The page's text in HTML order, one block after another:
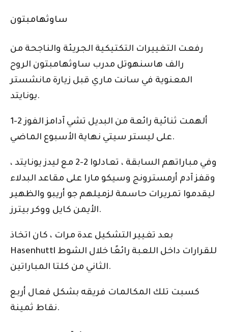
ساوثهامبتون
رفعت التغييرات التكتيكية الجريئة والناجحة من
رالف هاسنهوتل مدرب ساوثهامبتون الروح
المعنوية في سانت ماري قبل زيارة مانشستر
يونايتد.
ألهمت ثنائية رائعة من البديل تشي آدامز الفوز 2-1
على ليستر سيتي نهاية الأسبوع الماضي.
وفي مباراتهم السابقة ، تعادلوا 2-2 مع ليدز يونايتد ،
وقفز آدم أرمسترونج وسيكو مارا على مقاعد البدلاء
ليقدموا تمريرات حاسمة لزميلهم جو أريبو والظهير
الأيمن كايل ووكر بيترز.
بعد تغيير التشكيل عدة مرات ، كان اتخاذ
Hasenhuttl للقرارات داخل اللعبة رائعًا خلال الشوط
الثاني من كلتا المباراتين.
كسبت تلك المكالمات فريقه بشكل فعال أربع
نقاط ثمينة.